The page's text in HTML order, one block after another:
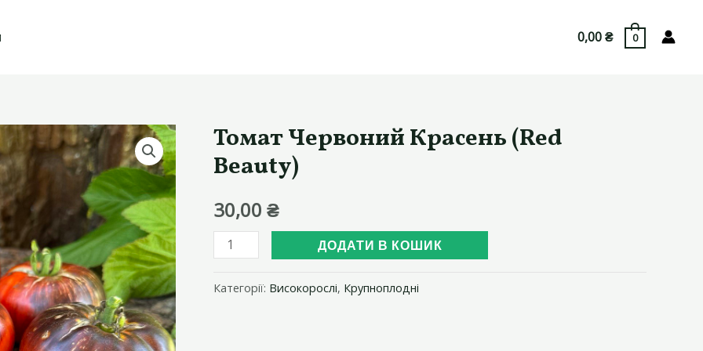
0,00₴ 0
Томат Червоний Красень (Red
Beauty)
30,00 ₴
Томат
Червоний
Красень
ДОДАТИ В КОШИК
Категорії: Високорослі, Крупноплодні